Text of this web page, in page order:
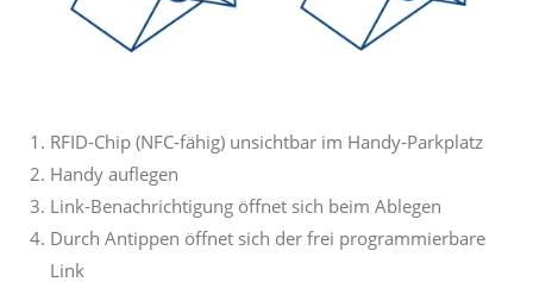
RFID-Chip (NFC-fähig) unsichtbar im Handy-Parkplatz
Handy auflegen
Link-Benachrichtigung öffnet sich beim Ablegen
Durch Antippen öffnet sich der frei programmierbare
Link